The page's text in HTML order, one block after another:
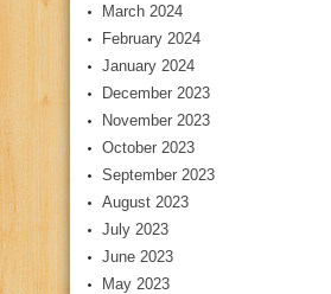
March 2024
February 2024
January 2024
December 2023
November 2023
October 2023
September 2023
August 2023
July 2023
June 2023
May 2023